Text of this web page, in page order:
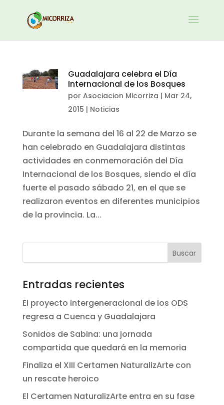
Guadalajara celebra el Día
Internacional de los Bosques
porAsociacion Micorriza | Mar 24,
2015 | Noticias
Durante la semana del 16 al 22 de Marzo se
han celebrado en Guadalajara distintas
actividades en conmemoración del Día
Internacional de los Bosques, siendo el día
fuerte el pasado sábado 21, en el que se
realizaron eventos en diferentes municipios
de la provincia. La...
Entradas recientes
El proyecto intergeneracional de los ODS
regresa a Cuenca y Guadalajara
Sonidos de Sabina: una jornada
compartida que quedará en la memoria
Finaliza el XIII Certamen NaturalizArte con
un rescate heroico
El Certamen NaturalizArte entra en su fase